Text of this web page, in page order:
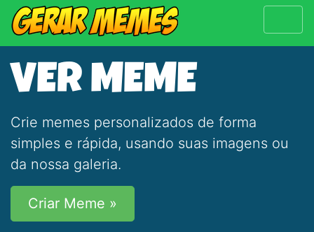
VER MEME
Crie memes personalizados de forma
simples e rápida, usando suas imagens ou
da nossa galeria.
Criar Meme »